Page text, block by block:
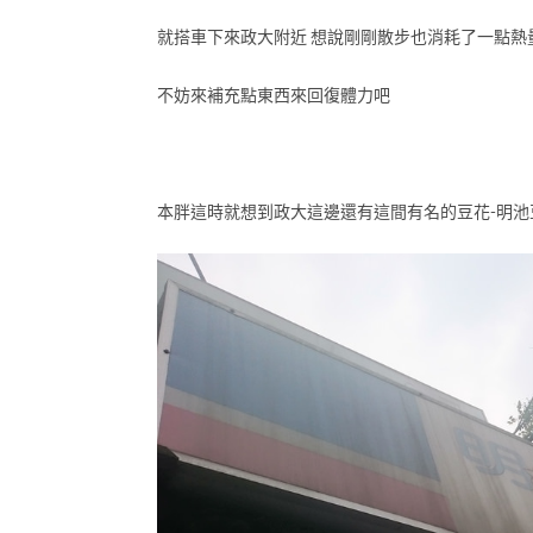
就搭車下來政大附近 想說剛剛散步也消耗了一點熱
不妨來補充點東西來回復體力吧
本胖這時就想到政大這邊還有這間有名的豆花-明